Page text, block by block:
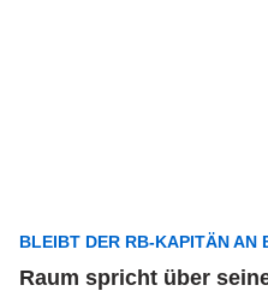
BLEIBT DER RB-KAPITÄN AN
Raum spricht über